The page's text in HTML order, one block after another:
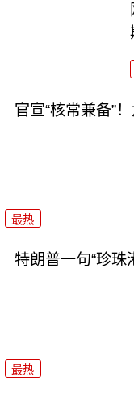
官宣“核常兼备”
最热
特朗普一句“珍珠
最热